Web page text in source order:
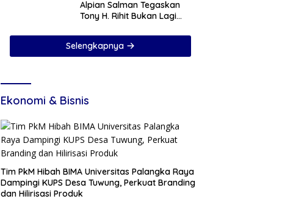
Alpian Salman Tegaskan
Tony H. Rihit Bukan Lagi
Sudah Cabut SK
Selengkapnya
Ekonomi & Bisnis
Tim PkM Hibah BIMA Universitas Palangka Raya
Dampingi KUPS Desa Tuwung, Perkuat Branding
dan Hilirisasi Produk